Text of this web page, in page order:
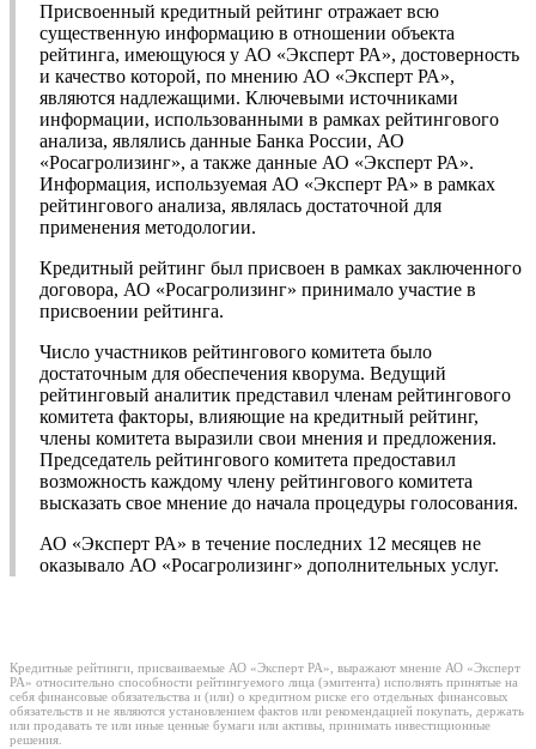
Присвоенный кредитный рейтинг отражает всю
существенную информацию в отношении объекта
рейтинга, имеющуюся у АО «Эксперт РА», достоверность
и качество которой, по мнению АО «Эксперт РА»,
являются надлежащими. Ключевыми источниками
информации, использованными в рамках рейтингового
анализа, являлись данные Банка России, АО
«Росагролизинг», а также данные АО «Эксперт РА».
Информация, используемая АО «Эксперт РА» в рамках
рейтингового анализа, являлась достаточной для
применения методологии.
Кредитный рейтинг был присвоен в рамках заключенного
договора, АО «Росагролизинг» принимало участие в
присвоении рейтинга.
Число участников рейтингового комитета было
достаточным для обеспечения кворума. Ведущий
рейтинговый аналитик представил членам рейтингового
комитета факторы, влияющие на кредитный рейтинг,
члены комитета выразили свои мнения и предложения.
Председатель рейтингового комитета предоставил
возможность каждому члену рейтингового комитета
высказать свое мнение до начала процедуры голосования.
АО «Эксперт РА» в течение последних 12 месяцев не
оказывало АО «Росагролизинг» дополнительных услуг.
Кредитные рейтинги, присваиваемые АО «Эксперт РА», выражают мнение АО «Эксперт
РА» относительно способности рейтингуемого лица (эмитента) исполнять принятые на
себя финансовые обязательства и (или) о кредитном риске его отдельных финансовых
обязательств и не являются установлением фактов или рекомендацией покупать, держать
или продавать те или иные ценные бумаги или активы, принимать инвестиционные
решения.